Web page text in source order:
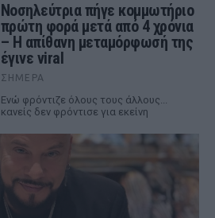
Νοσηλεύτρια πήγε κομμωτήριο
πρώτη φορά μετά από 4 χρόνια
– Η απίθανη μεταμόρφωσή της
έγινε viral
ΣΉΜΕΡΑ
Ενώ φρόντιζε όλους τους άλλους...
κανείς δεν φρόντισε για εκείνη